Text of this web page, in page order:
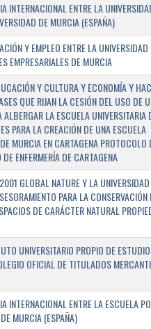
INTERNACIONAL ENTRE LA
DE MURCIA (ESPAÑA)
Y EMPLEO ENTRE LA
EMPRESARIALES DE MURCIA
Y CULTURA Y ECONOMÍA Y
QUE RIJAN LA CESIÓN DEL USO DE
LA ESCUELA UNIVERSITARIA
PARA LA CREACIÓN DE UNA ESCUELA
MURCIA EN CARTAGENA PROTOCOLO
ENFERMERÍA DE CARTAGENA
GLOBAL NATURE Y LA
PARA LA CONSERVACIÓN
DE CARÁCTER NATURAL
UNIVERSITARIO PROPIO DE
OFICIAL DE TITULADOS
INTERNACIONAL ENTRE LA ESCUELA
MURCIA (ESPAÑA)